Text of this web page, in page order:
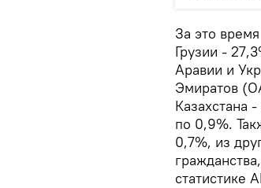
За это
Грузии -
Аравии и
Эмиратов
Казахстана
по 0,9%.
0,7%, из
статистике